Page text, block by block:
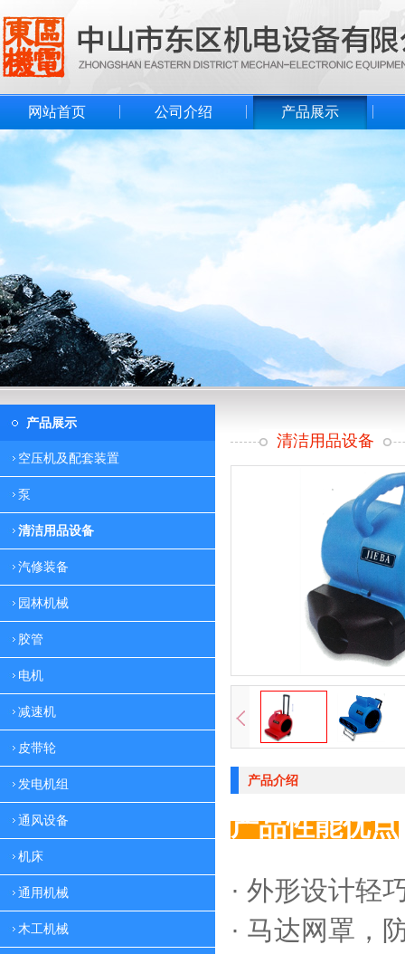
网站首页 公司介绍 产品展示
产品展示
空压机及配套装置
泵
清洁用品设备
汽修装备
园林机械
胶管
电机
减速机
皮带轮
发电机组
通风设备
机床
通用机械
木工机械
清洁用品设备
产品介绍
产品性能优点
· 外形设计轻
· 马达网罩，